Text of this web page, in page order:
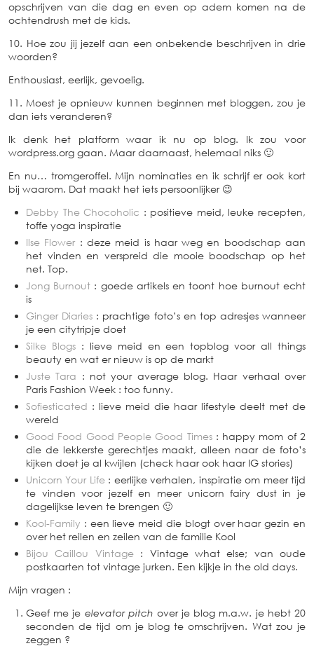
opschrijven van die dag en even op adem komen na de
ochtendrush met de kids.
10. Hoe zou jij jezelf aan een onbekende beschrijven in drie
woorden?
Enthousiast, eerlijk, gevoelig.
11. Moest je opnieuw kunnen beginnen met bloggen, zou je
dan iets veranderen?
Ik denk het platform waar ik nu op blog. Ik zou voor
wordpress.org gaan. Maar daarnaast, helemaal niks 🙂
En nu… tromgeroffel. Mijn nominaties en ik schrijf er ook kort
bij waarom. Dat maakt het iets persoonlijker 😉
Debby The Chocoholic : positieve meid, leuke recepten,
toffe yoga inspiratie
Ilse Flower : deze meid is haar weg en boodschap aan
het vinden en verspreid die mooie boodschap op het
net. Top.
Jong Burnout : goede artikels en toont hoe burnout echt
is
Ginger Diaries : prachtige foto’s en top adresjes wanneer
je een citytripje doet
Silke Blogs: lieve meid en een topblog voor all things
beauty en wat er nieuw is op de markt
Juste Tara : not your average blog. Haar verhaal over
Paris Fashion Week : too funny.
Sofiesticated : lieve meid die haar lifestyle deelt met de
wereld
Good Food Good People Good Times: happy mom of 2
die de lekkerste gerechtjes maakt, alleen naar de foto’s
kijken doet je al kwijlen (check haar ook haar IG stories)
Unicorn Your Life: eerlijke verhalen, inspiratie om meer tijd
te vinden voor jezelf en meer unicorn fairy dust in je
dagelijkse leven te brengen 🙂
Kool-Family : een lieve meid die blogt over haar gezin en
over het reilen en zeilen van de familie Kool
Bijou Caillou Vintage: Vintage what else; van oude
postkaarten tot vintage jurken. Een kijkje in the old days.
Mijn vragen :
Geef me je elevator pitch over je blog m.a.w. je hebt 20
seconden de tijd om je blog te omschrijven. Wat zou je
zeggen ?